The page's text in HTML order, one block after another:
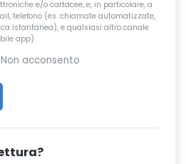
e/o cartacee, e, in particolare, a
telefono (es. chiamate automatizzate,
istantanea), e qualsiasi altro canale
app).
Non acconsento